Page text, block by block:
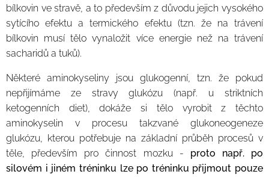
bílkovin ve stravě, a to především z důvodu jejich vysokého
sytícího efektu a termického efektu (tzn. že na trávení
bílkovin musí tělo vynaložit více energie než na trávení
sacharidů a tuků).
Některé aminokyseliny jsou glukogenní, tzn. že pokud
nepřijímáme ze stravy glukózu (např. u striktních
ketogenních diet), dokáže si tělo vyrobit z těchto
aminokyselin v procesu takzvané glukoneogeneze
glukózu, kterou potřebuje na základní průběh procesů v
těle, především pro činnost mozku - proto např. po
silovém i jiném tréninku lze po tréninku přijmout pouze